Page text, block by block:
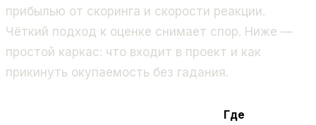
прибылью от скоринга и скорости реакции.
Чёткий подход к оценке снимает спор. Ниже —
простой каркас: что входит в проект и как
прикинуть окупаемость без гадания.
Где